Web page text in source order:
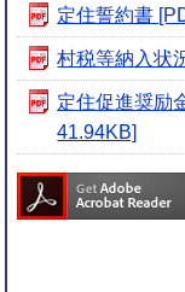
定住誓約書
村税等納入状
定住促進奨励
41.94KB]